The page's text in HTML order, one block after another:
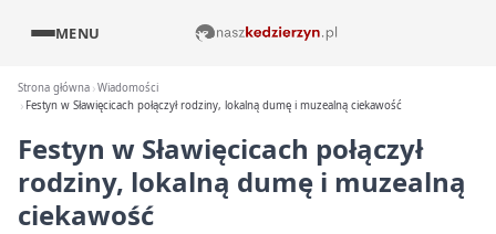
MENU
Strona główna Wiadomości
Festyn w Sławięcicach połączył rodziny, lokalną dumę i muzealną ciekawość
Festyn w Sławięcicach połączył
rodziny, lokalną dumę i muzealną
ciekawość